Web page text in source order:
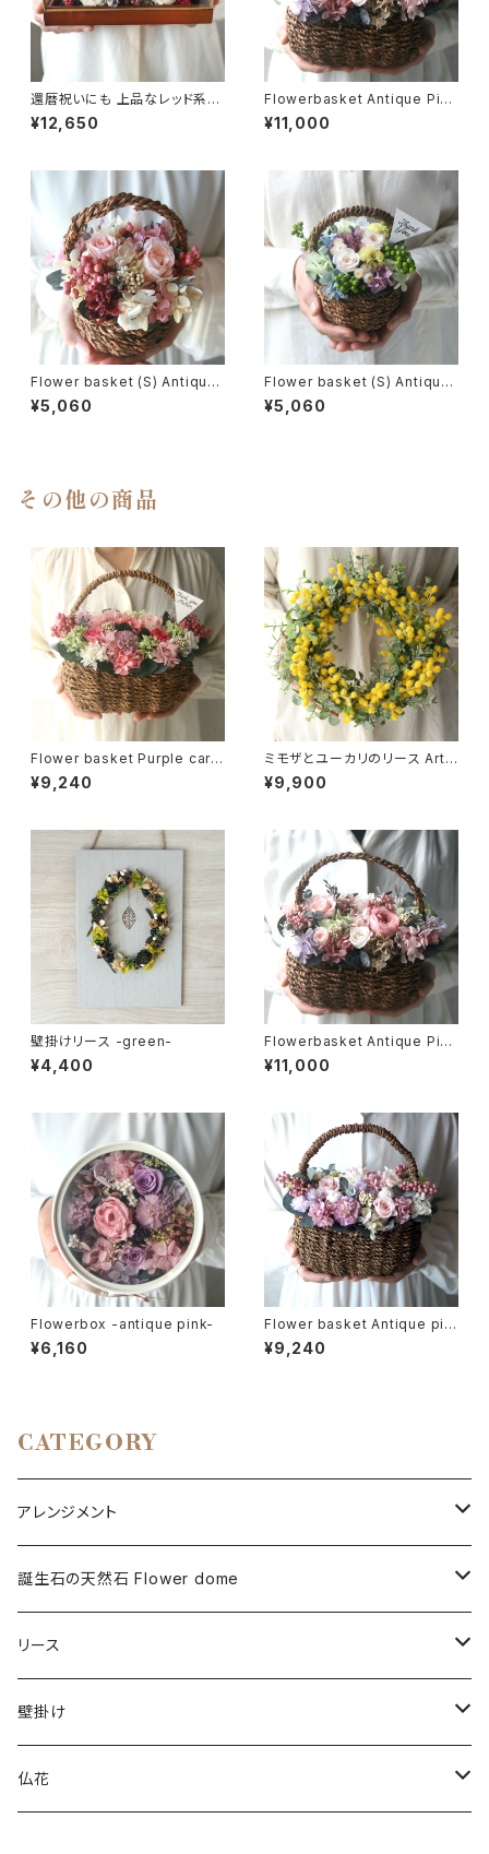
還暦祝いにも 上品なレッド系の
アレンジメント -Iron gold (L)
-
¥12,650
Flowerbasket Antique Pink
rose
¥11,000
Flower basket (S) Antique
pink#02
¥5,060
Flower basket (S) Antique
white rose
¥5,060
その他の商品
Flower basket Purple carn
ation -pink-
¥9,240
ミモザとユーカリのリース Artif
icial flower
¥9,900
壁掛けリース -green-
¥4,400
Flowerbasket Antique Pink
rose
¥11,000
Flowerbox -antique pink-
¥6,160
Flower basket Antique pin
k
¥9,240
CATEGORY
アレンジメント
プリザーブドフラワー
ドライフラワー
アーティフィシャルフラワー
誕生石の天然石 Flower dome
プリザーブドフラワー
ドライフラワー
リース
プリザーブドフラワー
ドライフラワー
壁掛け
プリザーブドフラワー
仏花